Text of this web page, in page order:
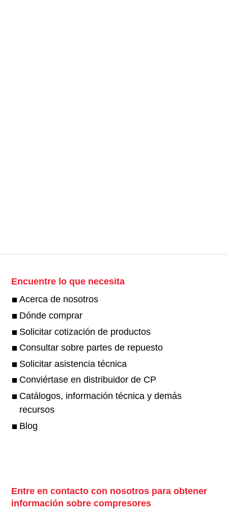
Encuentre lo que necesita
Acerca de nosotros
Dónde comprar
Solicitar cotización de productos
Consultar sobre partes de repuesto
Solicitar asistencia técnica
Conviértase en distribuidor de CP
Catálogos, información técnica y demás
recursos
Blog
Entre en contacto con nosotros para obtener
información sobre compresores